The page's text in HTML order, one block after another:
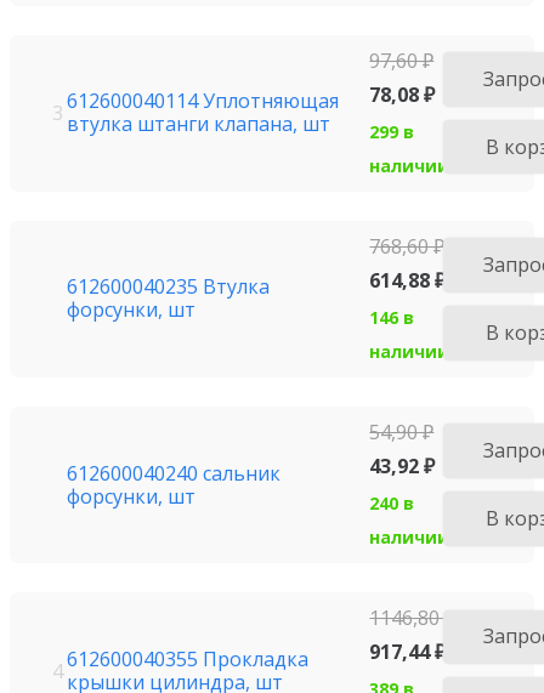
3612600040114 Уплотняющая
втулка штанги клапана, шт
97,60₽
78,08₽
299 в
наличии
В
612600040235 Втулка
форсунки, шт
768,60₽
614,88₽
146 в
наличии
В
612600040240 сальник
форсунки, шт
54,90₽
43,92₽
240 в
наличии
В
4612600040355 Прокладка
крышки цилиндра, шт
1146,80₽
917,44₽